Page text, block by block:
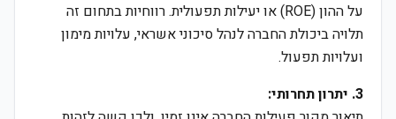
על ההון (ROE) או יעילות תפעולית. רווחיות בתחום זה
תלויה ביכולת החברה לנהל סיכוני אשראי, עלויות מימון
ועלויות תפעול.
3. יתרון תחרותי: